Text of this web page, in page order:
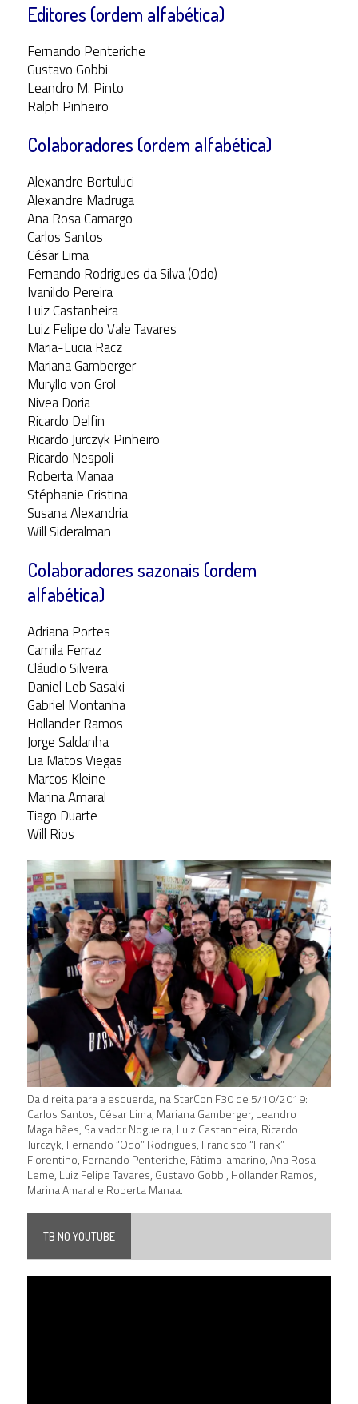
Editores (ordem alfabética)
Fernando Penteriche
Gustavo Gobbi
Leandro M. Pinto
Ralph Pinheiro
Colaboradores (ordem alfabética)
Alexandre Bortuluci
Alexandre Madruga
Ana Rosa Camargo
Carlos Santos
César Lima
Fernando Rodrigues da Silva (Odo)
Ivanildo Pereira
Luiz Castanheira
Luiz Felipe do Vale Tavares
Maria-Lucia Racz
Mariana Gamberger
Muryllo von Grol
Nivea Doria
Ricardo Delfin
Ricardo Jurczyk Pinheiro
Ricardo Nespoli
Roberta Manaa
Stéphanie Cristina
Susana Alexandria
Will Sideralman
Colaboradores sazonais (ordem
alfabética)
Adriana Portes
Camila Ferraz
Cláudio Silveira
Daniel Leb Sasaki
Gabriel Montanha
Hollander Ramos
Jorge Saldanha
Lia Matos Viegas
Marcos Kleine
Marina Amaral
Tiago Duarte
Will Rios
Da direita para a esquerda, na StarCon F30 de 5/10/2019:
Carlos Santos, César Lima, Mariana Gamberger, Leandro
Magalhães, Salvador Nogueira, Luiz Castanheira, Ricardo
Jurczyk, Fernando “Odo” Rodrigues, Francisco “Frank”
Fiorentino, Fernando Penteriche, Fátima Iamarino, Ana Rosa
Leme, Luiz Felipe Tavares, Gustavo Gobbi, Hollander Ramos,
Marina Amaral e Roberta Manaa.
TB NO YOUTUBE